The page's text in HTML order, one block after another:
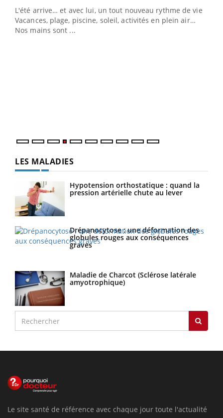
L'été arrive… et avec lui, un tout nouveau rythme de vie !
Vacances, plage, piscine, soleil, activités en plein air…
Nos mains sont ...
LES MALADIES
Hypotension orthostatique : quand la
pression artérielle chute au lever
Drépanocytose : une déformation des
globules rouges aux conséquences
graves
Maladie de Charcot (Sclérose latérale
amyotrophique)
Le site santé de référence avec chaque jour toute l'actualité